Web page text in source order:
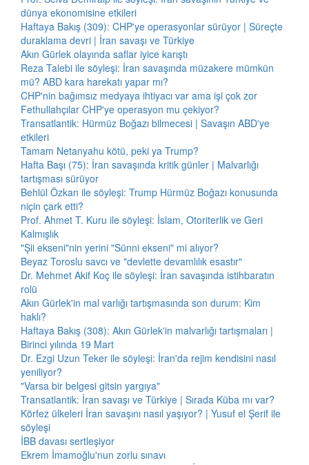
dünya ekonomisine etkileri
Haftaya Bakış (309): CHP'ye operasyonlar sürüyor | Süreçte
duraklama devri | İran savaşı ve Türkiye
Akın Gürlek olayında saflar iyice karıştı
Reza Talebi ile söyleşi: İran savaşında müzakere mümkün
mü? ABD kara harekatı yapar mı?
CHP'nin bağımsız medyaya ihtiyacı var ama işi çok zor
Fethullahçılar CHP'ye operasyon mu çekiyor?
Transatlantik: Hürmüz Boğazı bilmecesi | Savaşın ABD'ye
etkileri
Tamam Netanyahu kötü, peki ya Trump?
Hafta Başı (75): İran savaşında kritik günler | Malvarlığı
tartışması sürüyor
Behlül Özkan ile söyleşi: Trump Hürmüz Boğazı konusunda
niçin çark etti?
Prof. Ahmet T. Kuru ile söyleşi: İslam, Otoriterlik ve Geri
Kalmışlık
"Şii ekseni"nin yerini "Sünni ekseni" mi alıyor?
Beyaz Toroslu savcı ve "devlette devamlılık esastır"
Dr. Mehmet Akif Koç ile söyleşi: İran savaşında istihbaratın
rolü
Akın Gürlek'in mal varlığı tartışmasında son durum: Kim
haklı?
Haftaya Bakış (308): Akın Gürlek'in malvarlığı tartışmaları |
Birinci yılında 19 Mart
Dr. Ezgi Uzun Teker ile söyleşi: İran'da rejim kendisini nasıl
yeniliyor?
"Varsa bir belgesi gitsin yargıya"
Transatlantik: İran savaşı ve Türkiye | Sırada Küba mı var?
Körfez ülkeleri İran savaşını nasıl yaşıyor? | Yusuf el Şerif ile
söyleşi
İBB davası sertleşiyor
Ekrem İmamoğlu'nun zorlu sınavı